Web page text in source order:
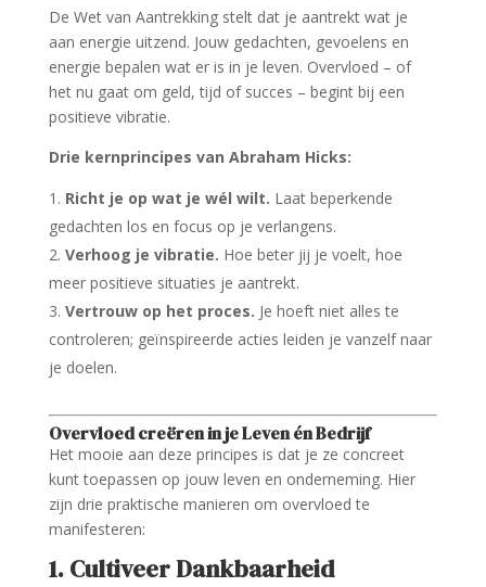
De Wet van Aantrekking stelt dat je aantrekt wat je
aan energie uitzend. Jouw gedachten, gevoelens en
energie bepalen wat er is in je leven. Overvloed – of
het nu gaat om geld, tijd of succes – begint bij een
positieve vibratie.
Drie kernprincipes van Abraham Hicks:
Richt je op wat je wél wilt. Laat beperkende
gedachten los en focus op je verlangens.
Verhoog je vibratie. Hoe beter jij je voelt, hoe
meer positieve situaties je aantrekt.
Vertrouw op het proces. Je hoeft niet alles te
controleren; geïnspireerde acties leiden je vanzelf naar
je doelen.
Overvloed creëren in je Leven én Bedrijf
Het mooie aan deze principes is dat je ze concreet
kunt toepassen op jouw leven en onderneming. Hier
zijn drie praktische manieren om overvloed te
manifesteren:
1. Cultiveer Dankbaarheid